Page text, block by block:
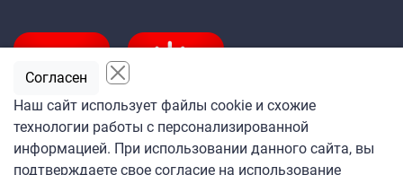
Подпишитесь
на ежедневную рассылку
Наш сайт использует файлы cookie и схожие
технологии работы с персонализированной
информацией. При использовании данного сайта, вы
подтверждаете свое согласие на использование
Согласен